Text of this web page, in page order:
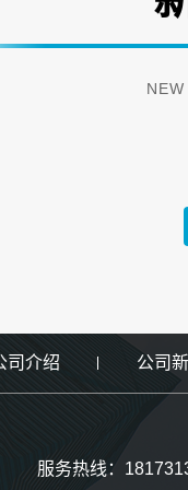
司介绍 公司
服务热线：